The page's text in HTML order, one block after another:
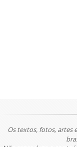
Os textos, fotos, artes